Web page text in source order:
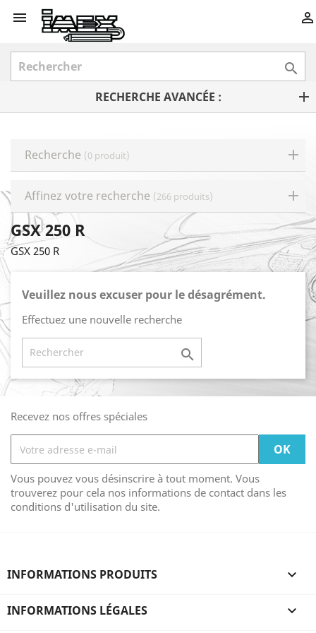
 

RECHERCHE AVANCÉE :
Recherche (0 produit)
Affinez votre recherche (266 produits)
GSX 250 R
GSX 250 R
Veuillez nous excuser pour le désagrément.
Effectuez une nouvelle recherche

Recevez nos offres spéciales
Vous pouvez vous désinscrire à tout moment. Vous
trouverez pour cela nos informations de contact dans les
conditions d'utilisation du site.
INFORMATIONS PRODUITS 
INFORMATIONS LÉGALES 